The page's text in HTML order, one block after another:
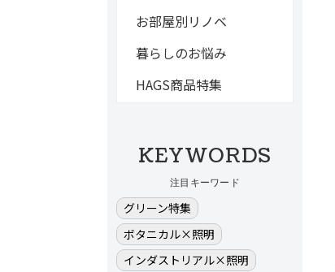
お部屋別リノベ
暮らしのお悩み
HAGS商品特集
KEYWORDS
注目キーワード
グリーン特集
ボタニカル×照明
インダストリアル×照明